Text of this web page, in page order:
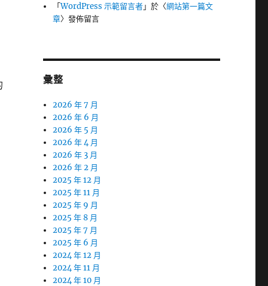
「WordPress 示範留言者」於〈網站第一篇文
章〉發佈留言
彙整
2026 年 7 月
2026 年 6 月
2026 年 5 月
2026 年 4 月
2026 年 3 月
2026 年 2 月
2025 年 12 月
2025 年 11 月
2025 年 9 月
2025 年 8 月
2025 年 7 月
2025 年 6 月
2024 年 12 月
2024 年 11 月
2024 年 10 月